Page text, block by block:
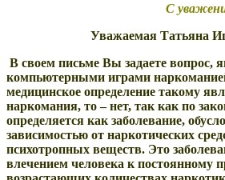
С
Уважаемая Татьяна
В своем письме Вы задаете вопрос,
компьютерными играми
медицинское определение такому
наркомания, то – нет, так как по
определяется как заболевание,
зависимостью от наркотических
психотропных веществ. Это
влечением человека к постоянному